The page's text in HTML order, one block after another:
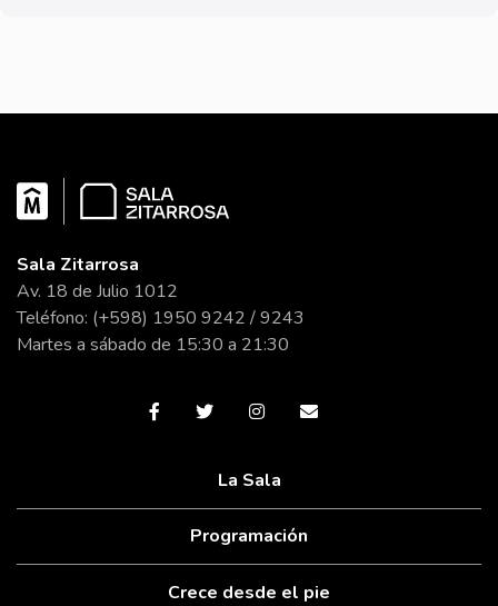
Sala Zitarrosa
Av. 18 de Julio 1012
Teléfono: (+598) 1950 9242 / 9243
Martes a sábado de 15:30 a 21:30
La Sala
Programación
Crece desde el pie